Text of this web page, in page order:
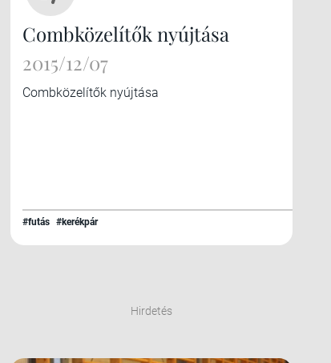
Combközelítők nyújtása
2015/12/07
Combközelítők nyújtása
#futás #kerékpár
Hirdetés